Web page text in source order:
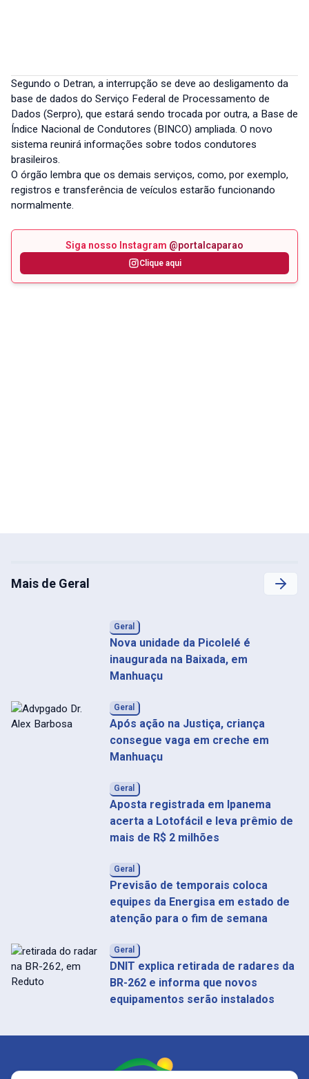
Segundo o Detran, a interrupção se deve ao desligamento da
base de dados do Serviço Federal de Processamento de
Dados (Serpro), que estará sendo trocada por outra, a Base de
Índice Nacional de Condutores (BINCO) ampliada. O novo
sistema reunirá informações sobre todos condutores
brasileiros.
O órgão lembra que os demais serviços, como, por exemplo,
registros e transferência de veículos estarão funcionando
normalmente.
Siga nosso Instagram @portalcaparao
Clique aqui
Mais de Geral
Geral
Nova unidade da Picolelé é
inaugurada na Baixada, em
Manhuaçu
Geral
Após ação na Justiça, criança
consegue vaga em creche em
Manhuaçu
Geral
Aposta registrada em Ipanema
acerta a Lotofácil e leva prêmio de
mais de R$ 2 milhões
Geral
Previsão de temporais coloca
equipes da Energisa em estado de
atenção para o fim de semana
Geral
DNIT explica retirada de radares da
BR-262 e informa que novos
equipamentos serão instalados